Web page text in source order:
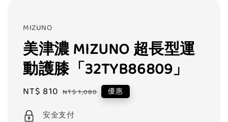
MIZUNO
美津濃 MIZUNO 超長型運
動護膝「32TYB86809」
Sale
NT$ 810 Regular
NT$ 1,080 優惠
安全支付